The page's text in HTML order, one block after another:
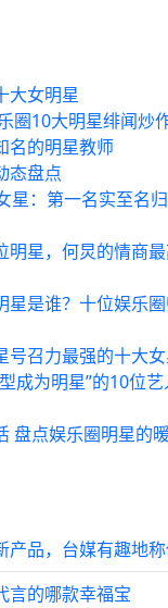
大女明星
圈10大明星绯闻炒
名的明星教师
态盘点
星：第一名实至名
明星，何炅的情商
星是谁？十位娱乐
号召力最强的十大女
成为明星”的10位
盘点娱乐圈明星的
言的哪款幸福宝